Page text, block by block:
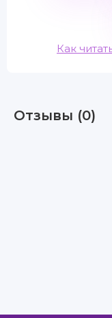
Как
Отзывы (0)